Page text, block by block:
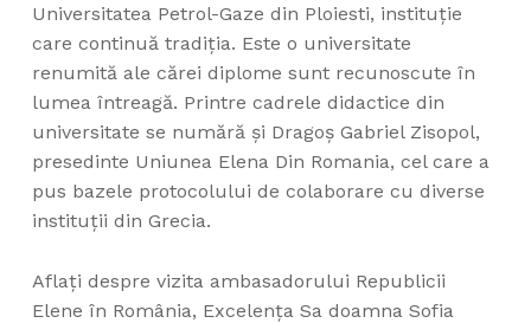
Universitatea Petrol-Gaze din Ploiesti, instituție
care continuă tradiția. Este o universitate
renumită ale cărei diplome sunt recunoscute în
lumea întreagă. Printre cadrele didactice din
universitate se numără și Dragoş Gabriel Zisopol,
presedinte Uniunea Elena Din Romania, cel care a
pus bazele protocolului de colaborare cu diverse
instituţii din Grecia.
Aflați despre vizita ambasadorului Republicii
Elene în România, Excelenţa Sa doamna Sofia